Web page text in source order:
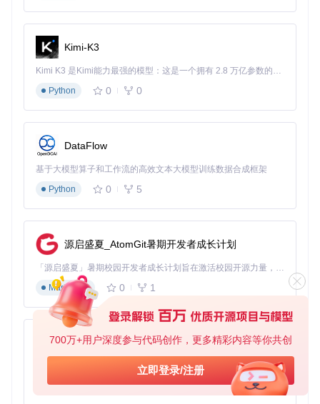
700万+用户深度参与代码创作，更多精彩内容等你共创
立即登录/注册
问题：除了文本生成，AI助手还能做什么？
许多用户不知道如何充分利用AI助手的功能，仅限于简单的问
创意生成：帮助你 brainstorm 创意点子、故事构思等
案例：利用AI助手提升写作效率
章。通过提供主题和大纲，AI助手能够快速生成初稿，大大节
学习路径图：从新手到专家的成长之路
为了帮助你系统地学习和掌握DeepSeek-V3.2，我们提供了以
下学习路径：
入门阶段：了解模型基本概念，完成环境配置和基础调用
参考资料：
config.json 、generation_config.json
Kimi-K3
Kimi K3 是Kimi能力最强的模型：这是一个拥有 2.8 万亿参数的混合专家（MoE）模型，具备原生视觉理解能力，并支持 100 万 token 的上下文窗口。
Python
0 0
DataFlow
基于大模型算子和工作流的高效文本大模型训练数据合成框架
Python
0 5
源启盛夏_AtomGit暑期开发者成长计划
「源启盛夏」暑期校园开发者成长计划旨在激活校园开源力量，通过积分激励、认证扶持、资源倾斜等形式，引导高校组织和开发者完成「入驻 — 建项目 — 做贡献 — 获认证 — 得资源」的完整闭环。无论你是想带领社团入驻平台的组织者，还是希望用代码贡献证明自己的开发者，都能在这里找到属于你的成长路径。
Markdown
0 1
py-xiaozhi
基于Python的Xiaozhi AI，适用于想要完整Xiaozhi体验而无需拥有专用硬件的用户。
Python
0 1